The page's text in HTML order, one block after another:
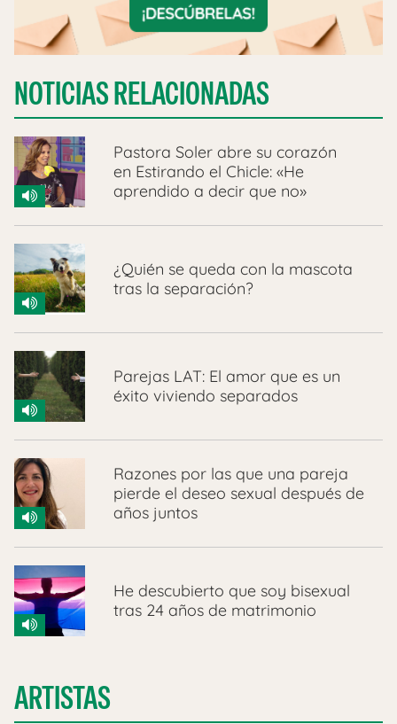
NOTICIAS RELACIONADAS
Pastora Soler abre su corazón
en Estirando el Chicle: «He
aprendido a decir que no»
¿Quién se queda con la mascota
tras la separación?
Parejas LAT: El amor que es un
éxito viviendo separados
Razones por las que una pareja
pierde el deseo sexual después de
años juntos
He descubierto que soy bisexual
tras 24 años de matrimonio
ARTISTAS